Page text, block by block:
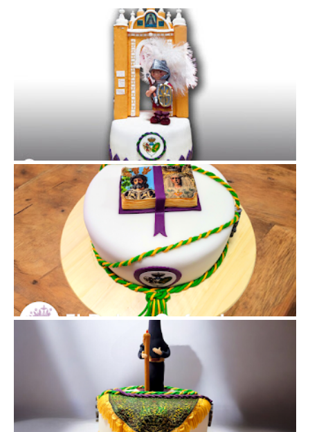
TARTA ARMAO y ARCO de la MACARENA